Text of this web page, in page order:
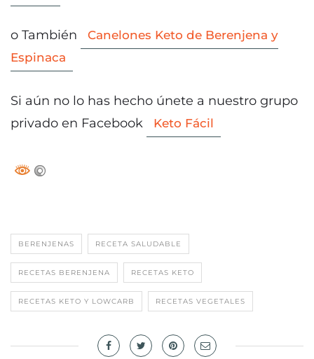
o También
Canelones Keto de Berenjena y
Espinaca
Si aún no lo has hecho únete a nuestro grupo
privado en Facebook
Keto Fácil
BERENJENAS RECETA SALUDABLE
RECETAS BERENJENA RECETAS KETO
RECETAS KETO Y LOWCARB RECETAS VEGETALES